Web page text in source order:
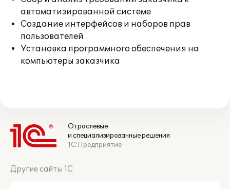
автоматизированной системе
Создание интерфейсов и наборов прав
пользователей
Установка программного обеспечения на
компьютеры заказчика
Отраслевые
и специализированные решения
1С:Предприятие
Другие сайты 1С